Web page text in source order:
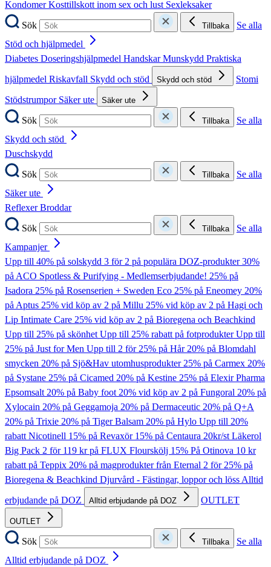
KondomerKosttillskott inom sex och lust Sexleksaker
Sök
Tillbaka
Se alla
Stöd och hjälpmedel
Diabetes Doseringshjälpmedel HandskarMunskydd Praktiska
hjälpmedel Riskavfall Skydd och stöd Skydd och stöd
Stomi
Stödstrumpor Säker ute Säker ute
Sök Tillbaka
Se alla
Skydd och stöd
Duschskydd
Sök
Tillbaka
Se alla
Säker ute
ReflexerBroddar
Sök
Tillbaka
Se alla
Kampanjer
Upp till 40% på solskydd 3 för 2 på populära DOZ-produkter30%
på ACO Spotless & Purifying - Medlemserbjudande! 25% på
Isadora 25% på Rosenserien + Sweden Eco 25% på Eneomey 20%
på Aptus 25% vid köp av 2 på Millu 25% vid köp av 2 på Hagi och
Lip Intimate Care 25% vid köp av 2 på Bioregena och Beachkind
Upp till 25% på skönhetUpp till 25% rabatt på fotprodukterUpp till
25% på Just for Men Upp till 2 för 25% på Hår20% på Blomdahl
smycken 20% på Sjö&Hav utomhusprodukter25% på Carmex 20%
på Systane 25% på Cicamed 20% på Kestine 25% på Elexir Pharma
Epsomsalt20% på Baby foot20% vid köp av 2 på Fungoral 20% på
Xylocain 20% på Geggamoja 20% på Dermaceutic 20% på Q+A
20% på Trixie 20% på Tiger Balsam 20% på Hylo Upp till 20%
rabatt Nicotinell 15% på Revaxör 15% på Centaura 20kr/st Läkerol
Big Pack 2 för 119 kr på FLUX Flourskölj 15% På Otinova 10 kr
rabatt på Teppix 20% på magprodukter från Eternal 2 för 25% på
Bioregena & Beachkind Djurvård - Fästingar, loppor och lössAlltid
erbjudande på DOZ
Alltid erbjudande på DOZ OUTLET
OUTLET
Sök Tillbaka
Se alla
Alltid erbjudande på DOZ